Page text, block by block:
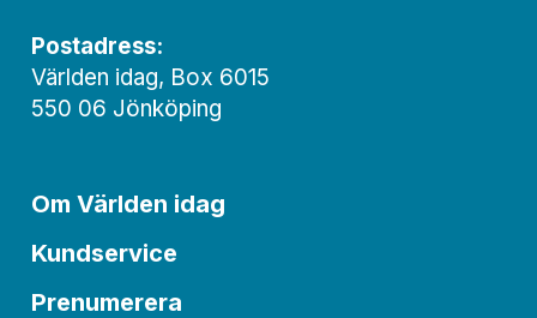
Postadress:
Världen idag, Box 6015
550 06 Jönköping
Om Världen idag
Kundservice
Prenumerera